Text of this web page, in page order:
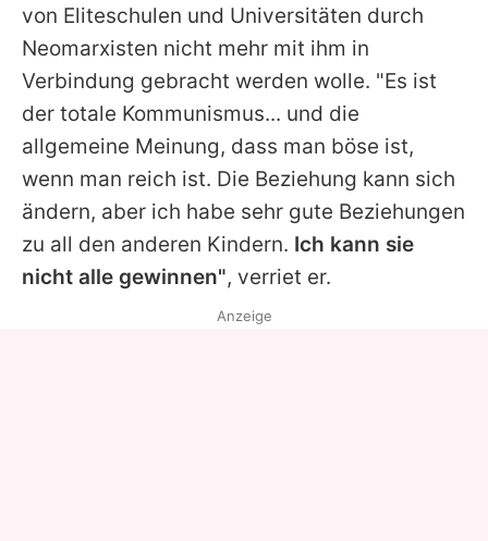
von Eliteschulen und Universitäten durch
Neomarxisten nicht mehr mit ihm in
Verbindung gebracht werden wolle. "Es ist
der totale Kommunismus... und die
allgemeine Meinung, dass man böse ist,
wenn man reich ist. Die Beziehung kann sich
ändern, aber ich habe sehr gute Beziehungen
zu all den anderen Kindern. Ich kann sie
nicht alle gewinnen", verriet er.
Anzeige